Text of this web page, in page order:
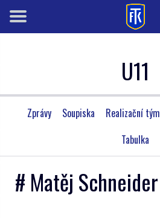
U11
Zprávy Soupiska Realizační tým
Tabulka
# Matěj Schneider